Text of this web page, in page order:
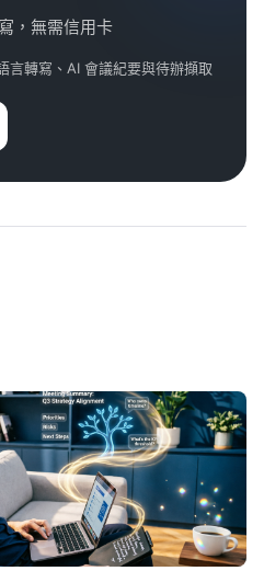
，無需信用卡
言轉寫、AI 會議紀要與待辦擷取